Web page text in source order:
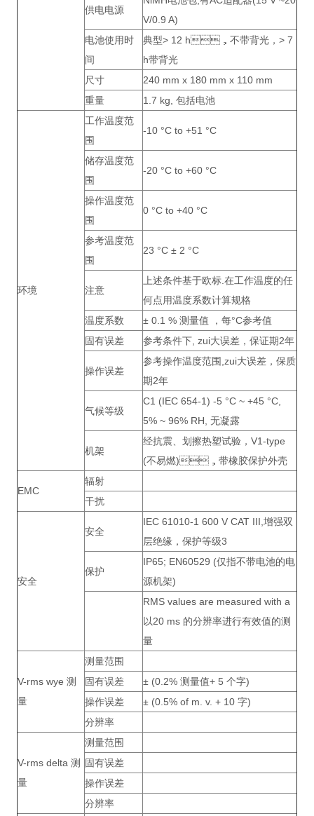
供电电源
V/0.9 A)
电池使用时
间
典型> 12 h，不带背光，> 7
h带背光
尺寸
240 mm x 180 mm x 110 mm
重量
1.7 kg, 包括电池
环境
工作温度范
围
-10 °C to +51 °C
储存温度范
围
-20 °C to +60 °C
操作温度范
围
0 °C to +40 °C
参考温度范
围
23 °C ± 2 °C
注意
上述条件基于欧标.在工作温度的任
何点用温度系数计算规格
温度系数
± 0.1 % 测量值 ，每°C参考值
固有误差
参考条件下, zui大误差，保证期2年
操作误差
参考操作温度范围,zui大误差，保质
期2年
气候等级
C1 (IEC 654-1) -5 °C ~ +45 °C,
5% ~ 96% RH, 无凝露
机架
经抗震、划擦热塑试验，V1-type
(不易燃)，带橡胶保护外壳
EMC
辐射
干扰
安全
安全
IEC 61010-1 600 V CAT III,增强双
层绝缘，保护等级3
保护
IP65; EN60529 (仅指不带电池的电
源机架)
RMS values are measured with a
以20 ms 的分辨率进行有效值的测
量
V-rms wye 测
量
测量范围
固有误差
± (0.2% 测量值+ 5 个字)
操作误差
± (0.5% of m. v. + 10 字)
分辨率
V-rms delta 测
量
测量范围
固有误差
操作误差
分辨率